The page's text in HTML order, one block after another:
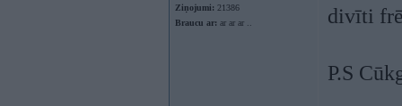
Ziņojumi: 21386
Braucu ar: ar ar ar ..
divīti
P.S